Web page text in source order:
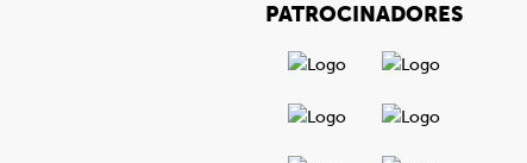
PATROCINADORES